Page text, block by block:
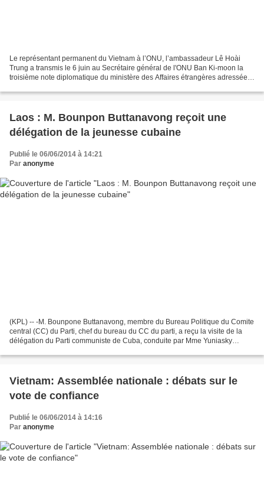
Le représentant permanent du Vietnam à l’ONU, l’ambassadeur Lê Hoài
Trung a transmis le 6 juin au Secrétaire général de l'ONU Ban Ki-moon la
troisième note diplomatique du ministère des Affaires étrangères adressée à
Laos : M. Bounpon Buttanavong reçoit une
délégation de la jeunesse cubaine
Publié le 06/06/2014 à 14:21
Par anonyme
(KPL) -- -M. Bounpone Buttanavong, membre du Bureau Politique du Comite
central (CC) du Parti, chef du bureau du CC du parti, a reçu la visite de la
délégation du Parti communiste de Cuba, conduite par Mme Yuniasky
Vietnam: Assemblée nationale : débats sur le
vote de confiance
Publié le 06/06/2014 à 14:16
Par anonyme